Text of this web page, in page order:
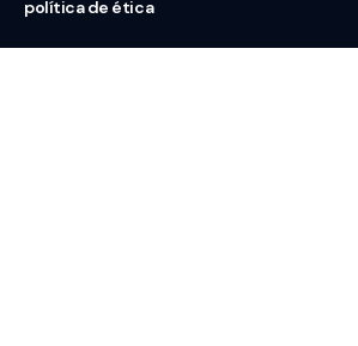
política de ética